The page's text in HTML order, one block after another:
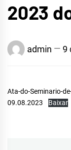
2023
admin 9
Ata-do-Seminario-
09.08.2023
Baixar